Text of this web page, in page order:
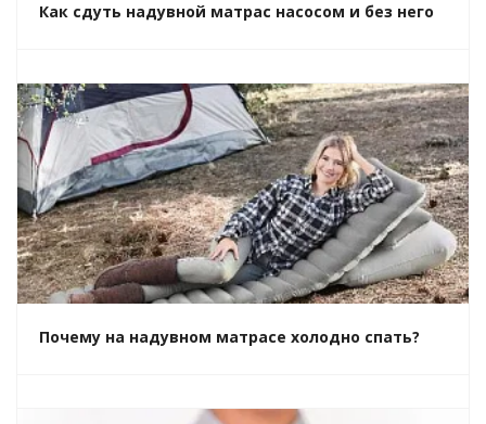
Как сдуть надувной матрас насосом и без него
Почему на надувном матрасе холодно спать?